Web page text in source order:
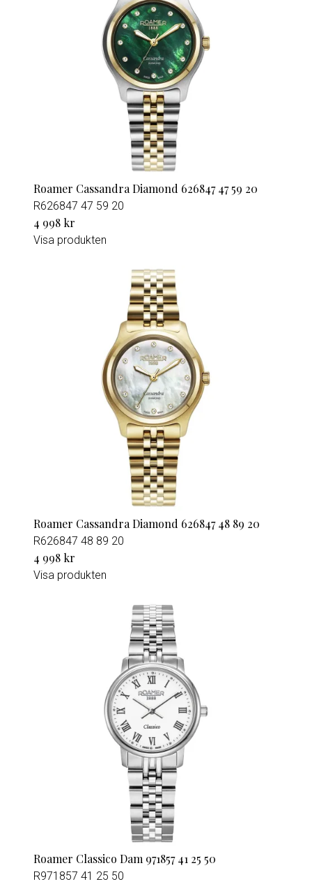
Roamer Cassandra Diamond 626847 47 59 20
R626847 47 59 20
4 998 kr
Visa produkten
Roamer Cassandra Diamond 626847 48 89 20
R626847 48 89 20
4 998 kr
Visa produkten
Roamer Classico Dam 971857 41 25 50
R971857 41 25 50